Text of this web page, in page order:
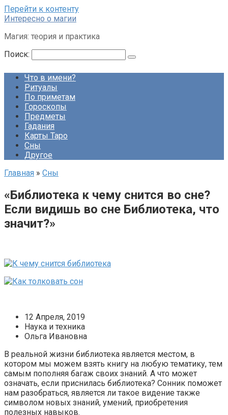
Перейти к контенту
Интересно о магии
Магия: теория и практика
Поиск:
Что в имени?
Ритуалы
По приметам
Гороскопы
Предметы
Гадания
Карты Таро
Сны
Другое
Главная » Сны
«Библиотека к чему снится во сне?
Если видишь во сне Библиотека, что
значит?»
12 Апреля, 2019
Наука и техника
Ольга Ивановна
В реальной жизни библиотека является местом, в
котором мы можем взять книгу на любую тематику, тем
самым пополняя багаж своих знаний. А что может
означать, если приснилась библиотека? Сонник поможет
нам разобраться, является ли такое видение также
символом новых знаний, умений, приобретения
полезных навыков.